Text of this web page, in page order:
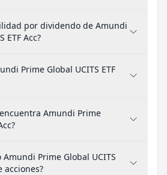
por dividendo de Amundi
ETF Acc?
Prime Global UCITS ETF
Amundi Prime
Prime Global UCITS
acciones?